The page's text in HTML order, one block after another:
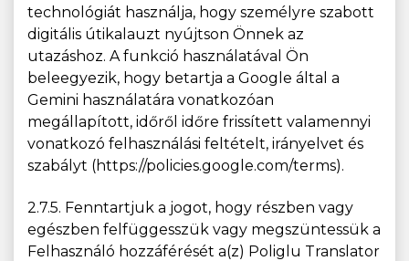
technológiát használja, hogy személyre szabott
digitális útikalauzt nyújtson Önnek az
utazáshoz. A funkció használatával Ön
beleegyezik, hogy betartja a Google által a
Gemini használatára vonatkozóan
megállapított, időről időre frissített valamennyi
vonatkozó felhasználási feltételt, irányelvet és
szabályt (https://policies.google.com/terms).
2.7.5. Fenntartjuk a jogot, hogy részben vagy
egészben felfüggesszük vagy megszüntessük a
Felhasználó hozzáférését a(z) Poliglu Translator